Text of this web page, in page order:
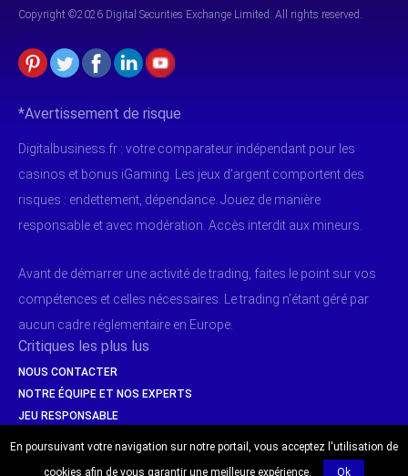
Copyright ©2026 Digital Securities Exchange Limited. All rights reserved.
*Avertissement de risque
Digitalbusiness.fr : votre comparateur indépendant pour les
casinos et bonus iGaming. Les jeux d'argent comportent des
risques : endettement, dépendance. Jouez de manière
responsable et avec modération. Accès interdit aux mineurs.
Avant de démarrer une activité de trading, faites le point sur vos
compétences et celles nécessaires. Le trading n’étant géré par
aucun cadre réglementaire en Europe.
Critiques les plus lus
NOUS CONTACTER
NOTRE ÉQUIPE ET NOS EXPERTS
JEU RESPONSABLE
En poursuivant votre navigation sur notre portail, vous acceptez l'utilisation de
cookies afin de vous garantir une meilleure expérience.
Ok